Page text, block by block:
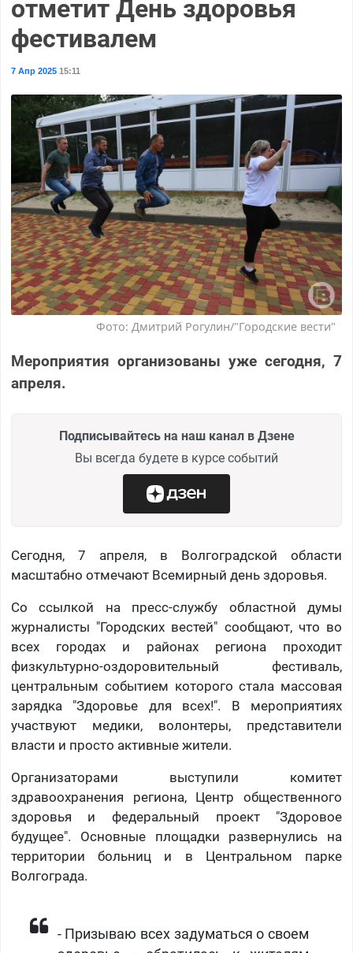
отметит День здоровья
фестивалем
7 Апр 202515:11
Фото: Дмитрий Рогулин/"Городские вести"
Мероприятия организованы уже сегодня, 7
апреля.
Подписывайтесь на наш канал в Дзене
Вы всегда будете в курсе событий
Сегодня, 7 апреля, в Волгоградской области
масштабно отмечают Всемирный день здоровья.
Со ссылкой на пресс-службу областной думы
журналисты "Городских вестей" сообщают, что во
всех городах и районах региона проходит
физкультурно-оздоровительный фестиваль,
центральным событием которого стала массовая
зарядка "Здоровье для всех!". В мероприятиях
участвуют медики, волонтеры, представители
власти и просто активные жители.
Организаторами выступили комитет
здравоохранения региона, Центр общественного
здоровья и федеральный проект "Здоровое
будущее". Основные площадки развернулись на
территории больниц и в Центральном парке
Волгограда.
- Призываю всех задуматься о своем